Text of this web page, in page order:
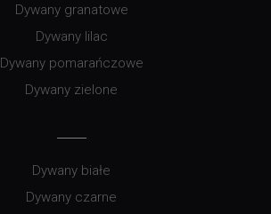
Dywany granatowe
Dywany lilac
Dywany pomarańczowe
Dywany zielone
Dywany białe
Dywany czarne